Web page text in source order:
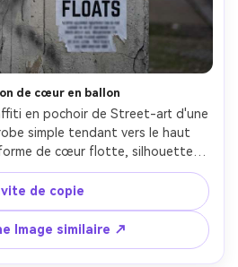
de cœur en ballon
en pochoir de Street-art d'une
simple tendant vers le haut
forme de cœur flotte, silhouette
découpés nets, un seul accent
de mur en béton fissuré,
en pulvérisation subtile,
coins d'affiche en pâte de blé
légende ironique minimal,
négatif audacieux, humeur
de copie
Image similaire ↗